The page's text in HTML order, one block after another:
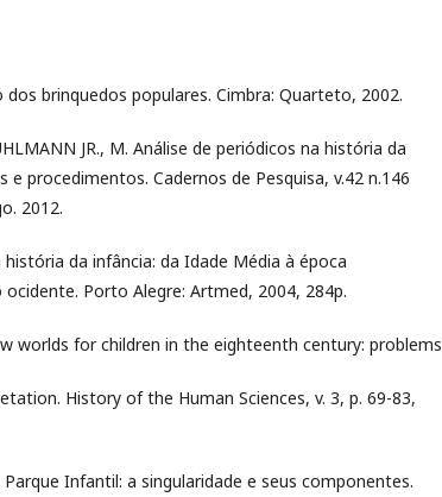
dos brinquedos populares. Cimbra: Quarteto, 2002.
JR., M. Análise de periódicos na história da
e procedimentos. Cadernos de Pesquisa, v.42 n.146
2012.
história da infância: da Idade Média à época
Porto Alegre: Artmed, 2004, 284p.
worlds for children in the eighteenth century: problems
History of the Human Sciences, v. 3, p. 69-83,
Parque Infantil: a singularidade e seus componentes.